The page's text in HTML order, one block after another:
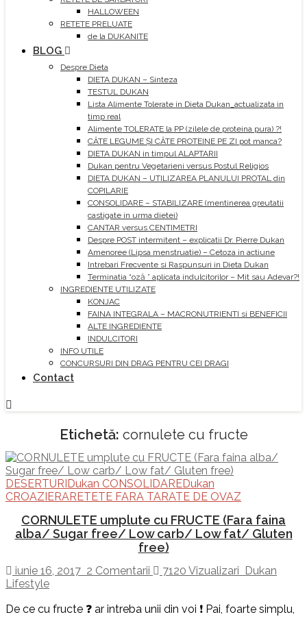
HALLOWEEN
RETETE PRELUATE
de la DUKANITE
BLOG
Despre Dieta
DIETA DUKAN – Sinteza
TESTUL DUKAN
Lista Alimente Tolerate in Dieta Dukan_actualizata in
timp real
Alimente TOLERATE la PP (zilele de proteina pura) ?!
CÂTE LEGUME ȘI CÂTE PROTEINE PE ZI pot manca?
DIETA DUKAN in timpul ALAPTARII
Dukan pentru Vegetarieni versus Postul Religios
DIETA DUKAN – UTILIZAREA PLANULUI PROTAL din
COPILARIE
CONSOLIDARE – STABILIZARE (mentinerea greutatii
castigate in urma dietei)
CANTAR versus CENTIMETRI
Despre POST intermitent – explicatii Dr. Pierre Dukan
Amenoree (Lipsa menstruatie) – Cetoza in actiune
Intrebari Frecvente si Raspunsuri in Dieta Dukan
Terminatia “oză ” aplicata indulcitorilor – Mit sau Adevar?!
INGREDIENTE UTILIZATE
KONJAC
FAINA INTEGRALA – MACRONUTRIENTI si BENEFICII
ALTE INGREDIENTE
INDULCITORI
INFO UTILE
CONCURSURI DIN DRAG PENTRU CEI DRAGI
Contact
Etichetă: cornulete cu fructe
DESERTURIDukan CONSOLIDAREDukan
CROAZIERARETETE FARA TARATE DE OVAZ
CORNULETE umplute cu FRUCTE (Fara faina
alba/ Sugar free/ Low carb/ Low fat/ Gluten
free)
iunie 16, 2017 2 Comentarii 7120 Vizualizari
Dukan
Lifestyle
De ce cu fructe ❓ ar intreba unii din voi ❗ Pai, foarte simplu,